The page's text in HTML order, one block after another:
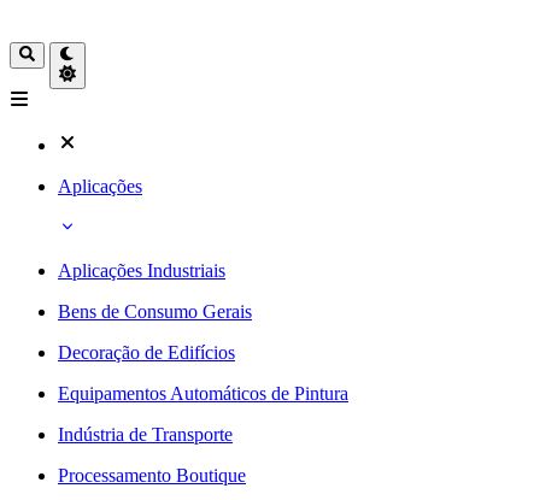
Aplicações
Aplicações Industriais
Bens de Consumo Gerais
Decoração de Edifícios
Equipamentos Automáticos de Pintura
Indústria de Transporte
Processamento Boutique